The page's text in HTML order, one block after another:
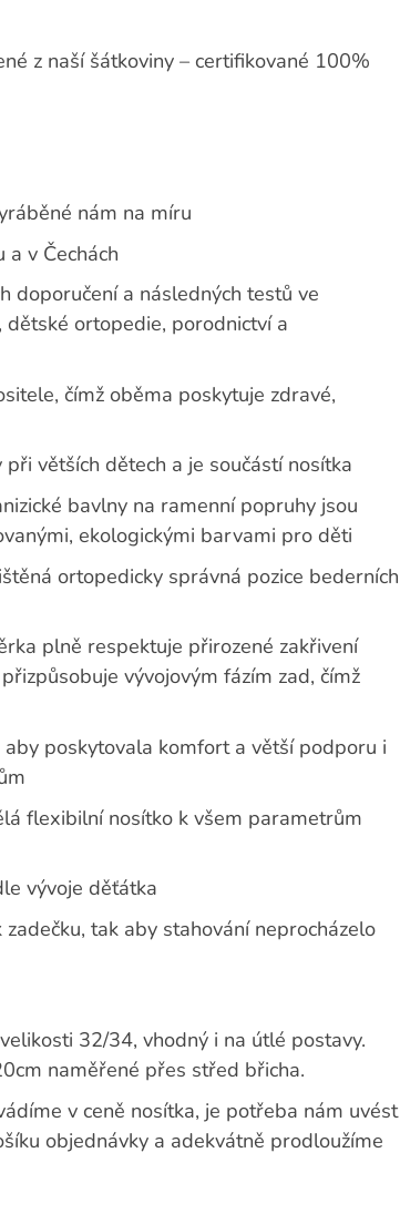
z naší šátkoviny – certifikované 100%
nám na míru
v Čechách
doporučení a následných testů ve
ortopedie, porodnictví a
čímž oběma poskytuje zdravé,
větších dětech a je součástí nosítka
bavlny na ramenní popruhy jsou
ekologickými barvami pro děti
ortopedicky správná pozice bederních
plně respektuje přirozené zakřivení
vývojovým fázím zad, čímž
poskytovala komfort a větší podporu i
flexibilní nosítko k všem parametrům
vývoje děťátka
tak aby stahování neprocházelo
32/34, vhodný i na útlé postavy.
naměřené přes střed břicha.
v ceně nosítka, je potřeba nám uvést
objednávky a adekvátně prodloužíme